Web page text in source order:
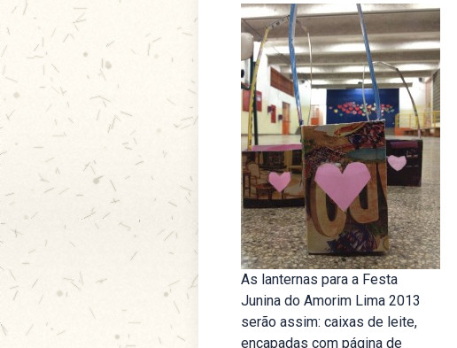
As lanternas para a Festa
Junina do Amorim Lima 2013
serão assim: caixas de leite,
encapadas com página de